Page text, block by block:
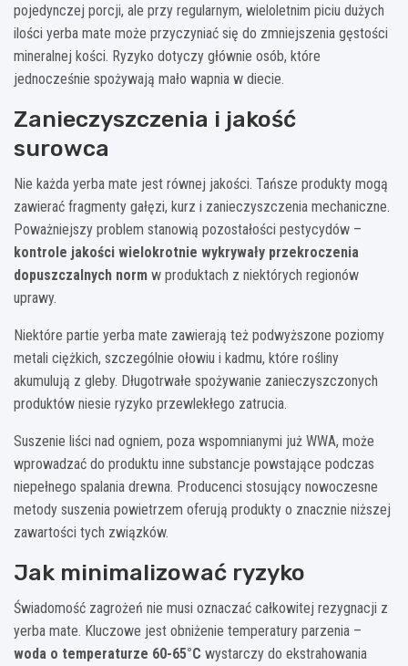
pojedynczej porcji, ale przy regularnym, wieloletnim piciu dużych
ilości yerba mate może przyczyniać się do zmniejszenia gęstości
mineralnej kości. Ryzyko dotyczy głównie osób, które
jednocześnie spożywają mało wapnia w diecie.
Zanieczyszczenia i jakość
surowca
Nie każda yerba mate jest równej jakości. Tańsze produkty mogą
zawierać fragmenty gałęzi, kurz i zanieczyszczenia mechaniczne.
Poważniejszy problem stanowią pozostałości pestycydów –
kontrole jakości wielokrotnie wykrywały przekroczenia
dopuszczalnych norm w produktach z niektórych regionów
uprawy.
Niektóre partie yerba mate zawierają też podwyższone poziomy
metali ciężkich, szczególnie ołowiu i kadmu, które rośliny
akumulują z gleby. Długotrwałe spożywanie zanieczyszczonych
produktów niesie ryzyko przewlekłego zatrucia.
Suszenie liści nad ogniem, poza wspomnianymi już WWA, może
wprowadzać do produktu inne substancje powstające podczas
niepełnego spalania drewna. Producenci stosujący nowoczesne
metody suszenia powietrzem oferują produkty o znacznie niższej
zawartości tych związków.
Jak minimalizować ryzyko
Świadomość zagrożeń nie musi oznaczać całkowitej rezygnacji z
yerba mate. Kluczowe jest obniżenie temperatury parzenia –
woda o temperaturze 60-65°C wystarczy do ekstrahowania